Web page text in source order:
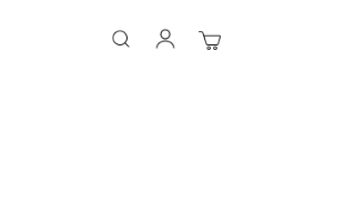
Search
Meu Carrinho